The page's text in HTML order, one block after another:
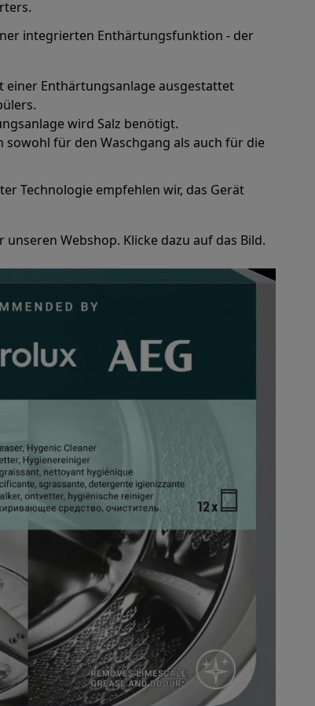
integrierten Enthärtungsfunktion - der
einer Enthärtungsanlage ausgestattet
wird Salz benötigt.
sowohl für den Waschgang als auch für die
Technologie empfehlen wir, das Gerät
Webshop. Klicke dazu auf das Bild.